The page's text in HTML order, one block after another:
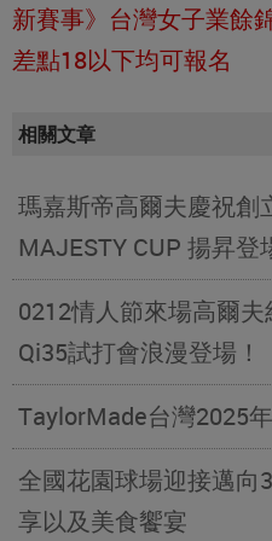
新賽事》台灣女子業餘
差點18以下均可報名
相關文章
瑪嘉斯帝高爾夫慶祝創
MAJESTY CUP 揚昇登
0212情人節來場高爾
Qi35試打會浪漫登場！
TaylorMade台灣2025
全國花園球場迎接邁向
享以及美食饗宴